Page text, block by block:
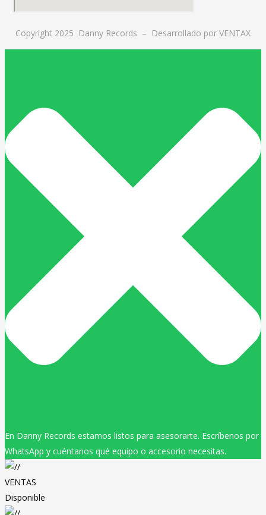
Copyright 2025 Danny Records – Desarrollado por VENTAX
En Danny Records estamos listos para asesorarte. Escríbenos por
WhatsApp y cuéntanos qué equipo o accesorio necesitas.
VENTAS
Disponible